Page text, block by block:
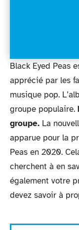
Black Eyed Peas
apprécié par les
musique pop.
groupe populaire.
groupe. La
apparue pour la
Peas en 2020.
cherchent à en
également votre
devez savoir à